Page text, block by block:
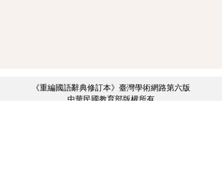
《重編國語辭典修訂本》臺灣學術網路第六版
中華民國教育部版權所有